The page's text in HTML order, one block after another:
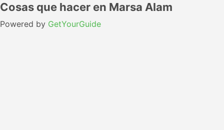
Cosas que hacer en Marsa Alam
Powered by GetYourGuide